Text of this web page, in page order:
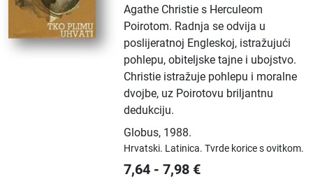
Agathe Christie s Herculeom
Poirotom. Radnja se odvija u
poslijeratnoj Engleskoj, istražujući
pohlepu, obiteljske tajne i ubojstvo.
Christie istražuje pohlepu i moralne
dvojbe, uz Poirotovu briljantnu
dedukciju.
Globus, 1988.
Hrvatski. Latinica.Tvrde korice s ovitkom.
7,64 -7,98 €